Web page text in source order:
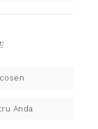
Anda